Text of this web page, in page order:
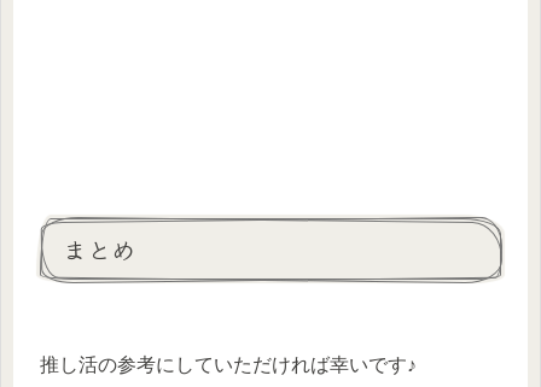
まとめ
推し活の参考にしていただければ幸いです♪